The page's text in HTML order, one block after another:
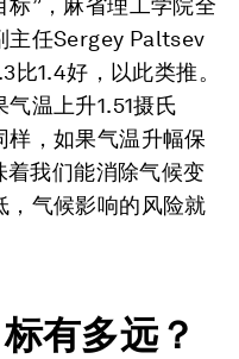
”，麻省理工学院全
主任Sergey Paltsev
比1.4好，以此类推。
温上升1.51摄氏
样，如果气温升幅保
我们能消除气候变
，气候影响的风险就
有多远？